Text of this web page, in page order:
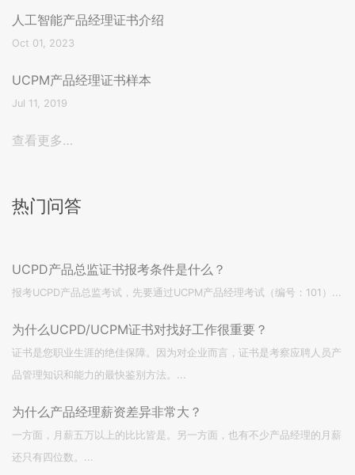
人工智能产品经理证书介绍
Oct 01, 2023
UCPM产品经理证书样本
Jul 11, 2019
查看更多…
热门问答
UCPD产品总监证书报考条件是什么？
报考UCPD产品总监考试，先要通过UCPM产品经理考试（编号：101）...
为什么UCPD/UCPM证书对找好工作很重要？
证书是您职业生涯的绝佳保障。因为对企业而言，证书是考察应聘人员产
品管理知识和能力的最快鉴别方法。...
为什么产品经理薪资差异非常大？
一方面，月薪五万以上的比比皆是。另一方面，也有不少产品经理的月薪
还只有四位数。...